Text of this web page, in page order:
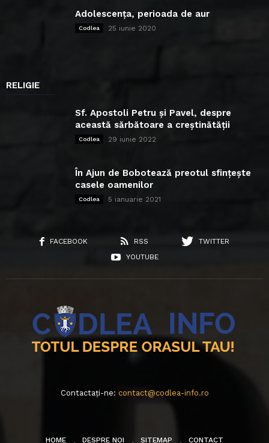
Adolescența, perioada de aur
Codlea 25 iunie 2020
RELIGIE
Sf. Apostoli Petru și Pavel, despre
această sărbătoare a creștinătății
Codlea 29 iunie 2022
În Ajun de Bobotează preotul sfințește
casele oamenilor
Codlea 5 ianuarie 2021
FACEBOOK RSS
TWITTER
YOUTUBE
Contactați-ne: contact@codlea-info.ro
HOME DESPRE NOI SITEMAP CONTACT